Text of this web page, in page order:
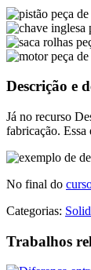
Descrição e
Já no recurso
fabricação. Essa
No final do
Categorias:
Trabalhos